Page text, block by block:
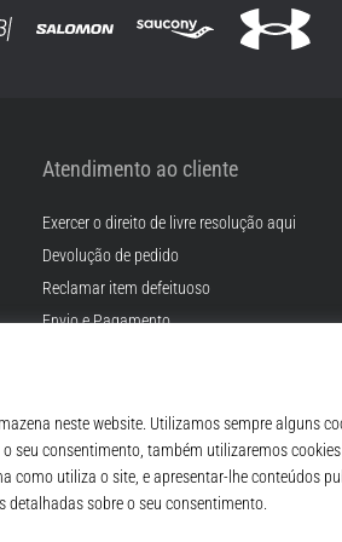
Atendimento ao cliente
Exercer o direito de livre resolução aqui
Devolução de pedido
Reclamar item defeituoso
Envio e Pagamento
FAQ - Perguntas Frequentes
Regulamento de Proteção de Dados Pessoais